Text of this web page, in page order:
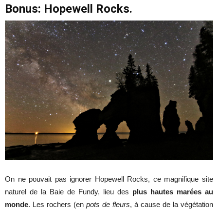
Bonus: Hopewell Rocks.
On ne pouvait pas ignorer Hopewell Rocks, ce magnifique site
naturel de la Baie de Fundy, lieu des plus hautes marées au
monde. Les rochers (en pots de fleurs, à cause de la végétation